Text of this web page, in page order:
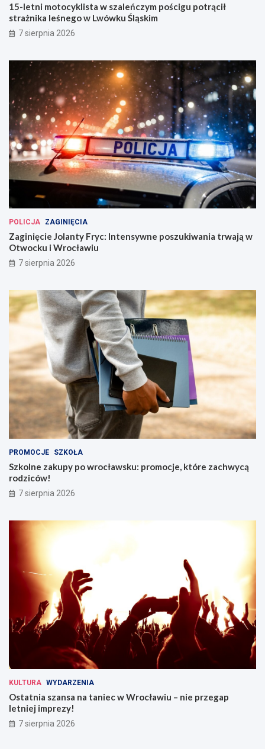
15-letni motocyklista w szaleńczym pościgu potrącił
strażnika leśnego w Lwówku Śląskim
7 sierpnia 2026
POLICJA ZAGINIĘCIA
Zaginięcie Jolanty Fryc: Intensywne poszukiwania trwają w
Otwocku i Wrocławiu
7 sierpnia 2026
PROMOCJE SZKOŁA
Szkolne zakupy po wrocławsku: promocje, które zachwycą
rodziców!
7 sierpnia 2026
KULTURA WYDARZENIA
Ostatnia szansa na taniec w Wrocławiu – nie przegap
letniej imprezy!
7 sierpnia 2026